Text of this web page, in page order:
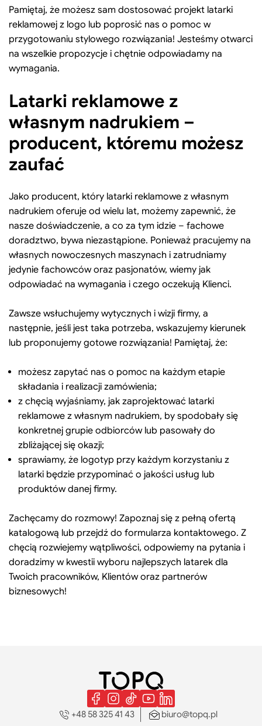
Pamiętaj, że możesz sam dostosować projekt latarki
reklamowej z logo lub poprosić nas o pomoc w
przygotowaniu stylowego rozwiązania! Jesteśmy otwarci
na wszelkie propozycje i chętnie odpowiadamy na
wymagania.
Latarki reklamowe z
własnym nadrukiem –
producent, któremu możesz
zaufać
Jako producent, który latarki reklamowe z własnym
nadrukiem oferuje od wielu lat, możemy zapewnić, że
nasze doświadczenie, a co za tym idzie – fachowe
doradztwo, bywa niezastąpione. Ponieważ pracujemy na
własnych nowoczesnych maszynach i zatrudniamy
jedynie fachowców oraz pasjonatów, wiemy jak
odpowiadać na wymagania i czego oczekują Klienci.
Zawsze wsłuchujemy wytycznych i wizji firmy, a
następnie, jeśli jest taka potrzeba, wskazujemy kierunek
lub proponujemy gotowe rozwiązania! Pamiętaj, że:
możesz zapytać nas o pomoc na każdym etapie
składania i realizacji zamówienia;
z chęcią wyjaśniamy, jak zaprojektować latarki
reklamowe z własnym nadrukiem, by spodobały się
konkretnej grupie odbiorców lub pasowały do
zbliżającej się okazji;
sprawiamy, że logotyp przy każdym korzystaniu z
latarki będzie przypominać o jakości usług lub
produktów danej firmy.
Zachęcamy do rozmowy! Zapoznaj się z pełną ofertą
katalogową lub przejdź do formularza kontaktowego. Z
chęcią rozwiejemy wątpliwości, odpowiemy na pytania i
doradzimy w kwestii wyboru najlepszych latarek dla
Twoich pracowników, Klientów oraz partnerów
biznesowych!
+48 58 325 41 43 biuro@topq.pl